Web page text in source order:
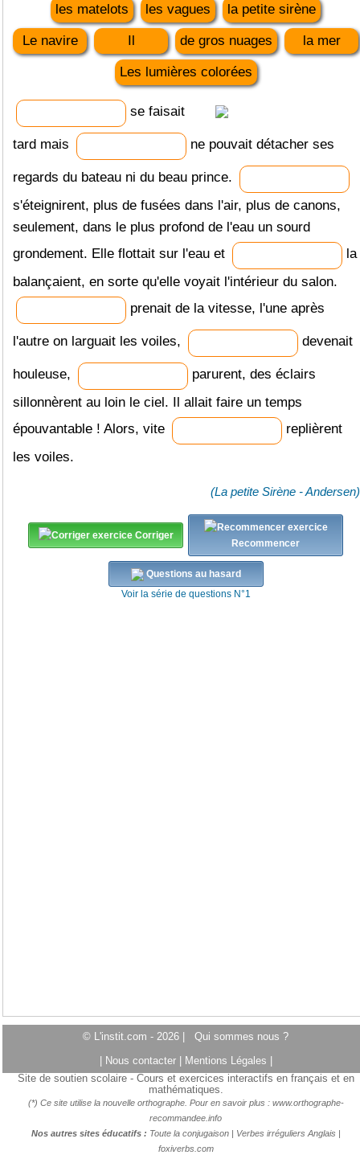
les matelots les vagues la petite sirène
Le navire Il de gros nuages la mer
Les lumières colorées
se faisait
tard mais ne pouvait détacher ses
regards du bateau ni du beau prince.
s'éteignirent, plus de fusées dans l'air, plus de canons,
seulement, dans le plus profond de l'eau un sourd
grondement. Elle flottait sur l'eau et
la
balançaient, en sorte qu'elle voyait l'intérieur du salon.
prenait de la vitesse, l'une après
l'autre on larguait les voiles, devenait
houleuse,
parurent, des éclairs
sillonnèrent au loin le ciel. Il allait faire un temps
épouvantable ! Alors, vite
replièrent
les voiles.
(La petite Sirène - Andersen)
Corriger
Recommencer
Questions au hasard
Voir la série de questions N°1
© L'instit.com - 2026 | Qui sommes nous ?
Nous contacter Mentions Légales
Site de soutien scolaire - Cours et exercices interactifs en français et en
mathématiques.
(*) Ce site utilise la nouvelle orthographe. Pour en savoir plus : www.orthographe-
recommandee.info
Nos autres sites éducatifs : Toute la conjugaison| Verbes irréguliers Anglais
foxiverbs.com